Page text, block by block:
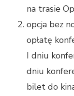
na trasie
opcja bez
opłatę
I dniu
dniu
bilet do